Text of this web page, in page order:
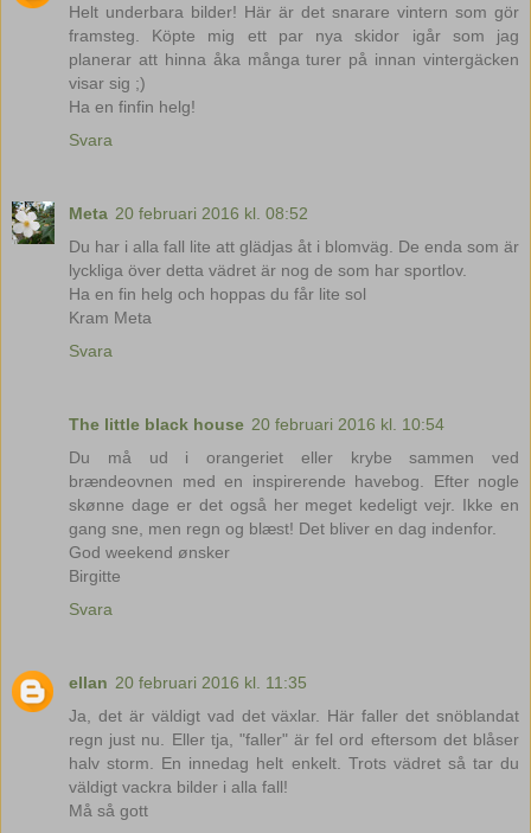
Helt underbara bilder! Här är det snarare vintern som gör
framsteg. Köpte mig ett par nya skidor igår som jag
planerar att hinna åka många turer på innan vintergäcken
visar sig ;)
Ha en finfin helg!
Svara
Meta 20 februari 2016 kl. 08:52
Du har i alla fall lite att glädjas åt i blomväg. De enda som är
lyckliga över detta vädret är nog de som har sportlov.
Ha en fin helg och hoppas du får lite sol
Kram Meta
Svara
The little black house 20 februari 2016 kl. 10:54
Du må ud i orangeriet eller krybe sammen ved
brændeovnen med en inspirerende havebog. Efter nogle
skønne dage er det også her meget kedeligt vejr. Ikke en
gang sne, men regn og blæst! Det bliver en dag indenfor.
God weekend ønsker
Birgitte
Svara
ellan 20 februari 2016 kl. 11:35
Ja, det är väldigt vad det växlar. Här faller det snöblandat
regn just nu. Eller tja, "faller" är fel ord eftersom det blåser
halv storm. En innedag helt enkelt. Trots vädret så tar du
väldigt vackra bilder i alla fall!
Må så gott